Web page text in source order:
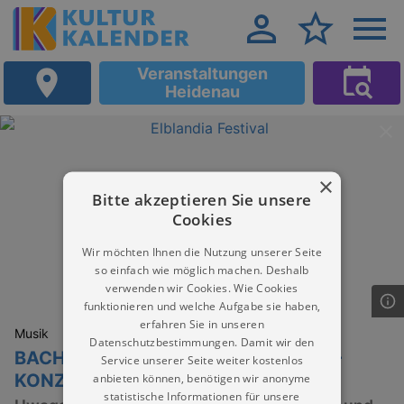
Veranstaltungen
Heidenau
Musik
BACH TO THE ROOTS – CROSSOVER-
KONZERT
×
Bitte akzeptieren Sie unsere
Cookies
Wir möchten Ihnen die Nutzung unserer Seite
so einfach wie möglich machen. Deshalb
verwenden wir Cookies. Wie Cookies
funktionieren und welche Aufgabe sie haben,
erfahren Sie in unseren
Datenschutzbestimmungen. Damit wir den
Service unserer Seite weiter kostenlos
anbieten können, benötigen wir anonyme
statistische Informationen für unsere